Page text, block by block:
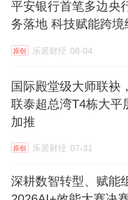
平安银行首笔多边央
务落地 科技赋能跨境
原创 乐居财经 08-04
国际殿堂级大师联袂
联泰超总湾T4栋大平
加推
原创 乐居财经 07-31
深耕数智转型、赋能